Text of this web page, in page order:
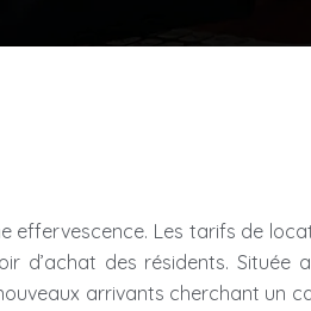
effervescence. Les tarifs de
d’achat des résidents.
arrivants cherchant un